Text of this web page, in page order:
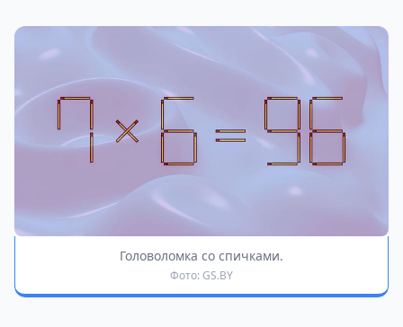
Головоломка со спичками.
Фото: GS.BY